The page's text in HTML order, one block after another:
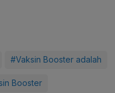
#Vaksin Booster adalah
Booster